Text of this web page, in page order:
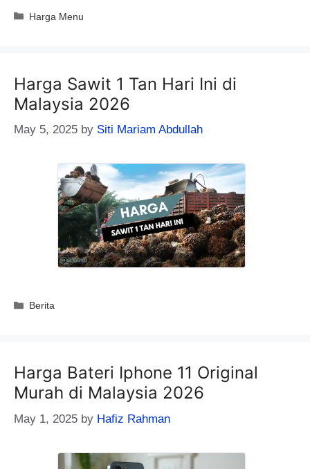
Categories
Harga Menu
Harga Sawit 1 Tan Hari Ini di
Malaysia 2026
May 5, 2025 by Siti Mariam Abdullah
Categories
Berita
Harga Bateri Iphone 11 Original
Murah di Malaysia 2026
May 1, 2025 by Hafiz Rahman